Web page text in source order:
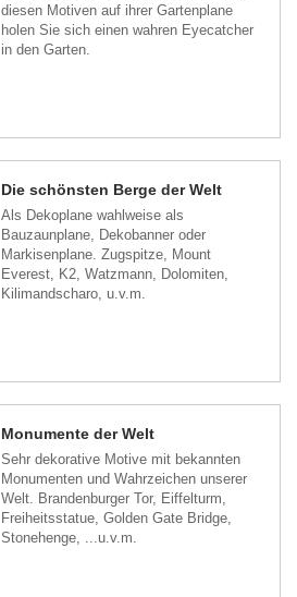
diesen Motiven auf ihrer Gartenplane
holen Sie sich einen wahren Eyecatcher
in den Garten.
Die schönsten Berge der Welt
Als Dekoplane wahlweise als
Bauzaunplane, Dekobanner oder
Markisenplane. Zugspitze, Mount
Everest, K2, Watzmann, Dolomiten,
Kilimandscharo, u.v.m.
Monumente der Welt
Sehr dekorative Motive mit bekannten
Monumenten und Wahrzeichen unserer
Welt. Brandenburger Tor, Eiffelturm,
Freiheitsstatue, Golden Gate Bridge,
Stonehenge, ...u.v.m.